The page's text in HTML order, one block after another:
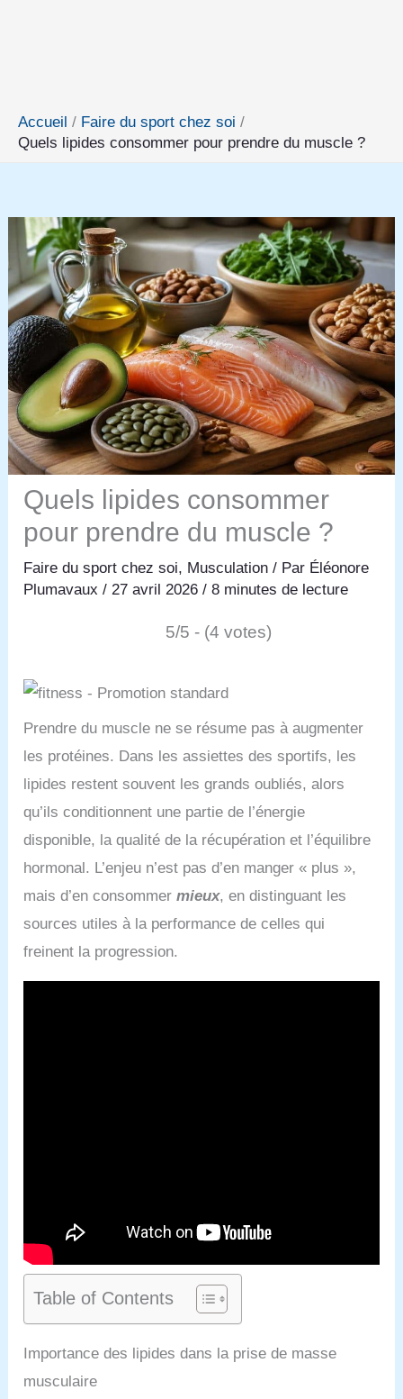
Accueil
Faire du sport chez soi
Quels lipides consommer pour prendre du muscle ?
Quels lipides consommer
pour prendre du muscle ?
Faire du sport chez soi, Musculation / Par Éléonore
Plumavaux/27 avril 2026/8 minutes de lecture
5/5 - (4 votes)
Prendre du muscle ne se résume pas à augmenter
les protéines. Dans les assiettes des sportifs, les
lipides restent souvent les grands oubliés, alors
qu’ils conditionnent une partie de l’énergie
disponible, la qualité de la récupération et l’équilibre
hormonal. L’enjeu n’est pas d’en manger « plus »,
mais d’en consommermieux, en distinguant les
sources utiles à la performance de celles qui
freinent la progression.
Table of Contents
Importance des lipides dans la prise de masse
musculaire